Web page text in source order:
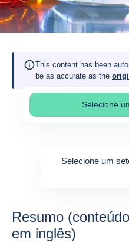
This content has been
be as accurate as the
Selecione
Selecione um
Resumo
em inglês)